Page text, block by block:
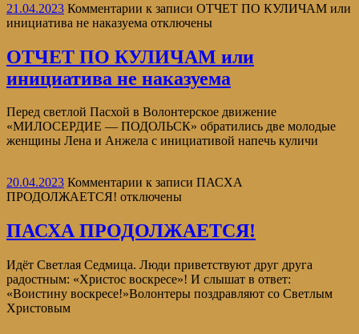
21.04.2023 Комментарии к записи ОТЧЕТ ПО КУЛИЧАМ или
инициатива не наказуема отключены
ОТЧЕТ ПО КУЛИЧАМ или
инициатива не наказуема
Перед светлой Пасхой в Волонтерское движение
«МИЛОСЕРДИЕ — ПОДОЛЬСК» обратились две молодые
женщины Лена и Анжела с инициативой напечь куличи
20.04.2023 Комментарии к записи ПАСХА
ПРОДОЛЖАЕТСЯ! отключены
ПАСХА ПРОДОЛЖАЕТСЯ!
Идёт Светлая Седмица. Люди приветствуют друг друга
радостным: «Христос воскресе»! И слышат в ответ:
«Воистину воскресе!»Волонтеры поздравляют со Светлым
Христовым